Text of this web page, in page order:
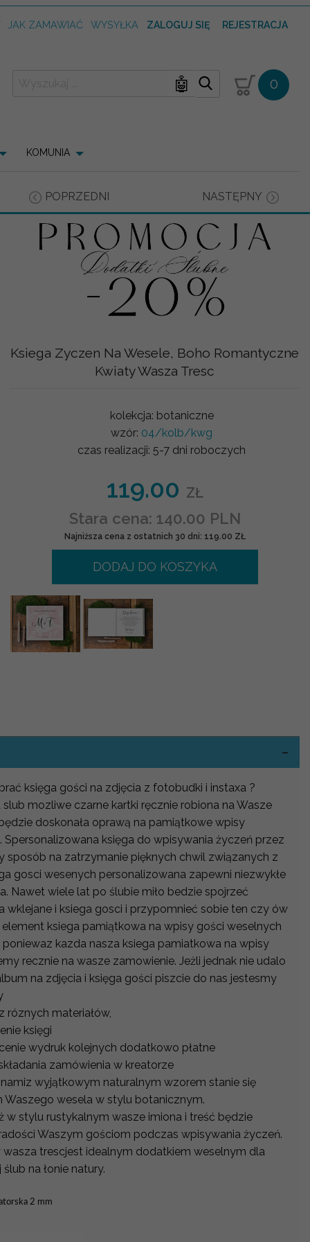
JAK ZAMAWIAĆ WYSYŁKA ZALOGUJ SIĘ REJESTRACJA
🤖 0
KOMUNIA
POPRZEDNI NASTĘPNY
Ksiega Zyczen Na Wesele, Boho Romantyczne
Kwiaty Wasza Tresc
kolekcja: botaniczne
wzór: 04/kolb/kwg
czas realizacji: 5-7 dni roboczych
119.00 ZŁ
Stara cena: 140.00 PLN
Najniższa cena z ostatnich 30 dni: 119.00 ZŁ
DODAJ DO KOSZYKA
księga gości na zdjęcia z fotobudki i instaxa ?
mozliwe czarne kartki ręcznie robiona na Wasze
doskonała oprawą na pamiątkowe wpisy
księga do wpisywania życzeń przez
sposób na zatrzymanie pięknych chwil związanych z
gosci wesenych personalizowana zapewni niezwykłe
Nawet wiele lat po ślubie miło bedzie spojrzeć
wklejane i ksiega gosci i przypomnieć sobie ten czy ów
ksiega pamiątkowa na wpisy gości weselnych
kazda nasza ksiega pamiatkowa na wpisy
recznie na wasze zamowienie. Jeżli jednak nie udalo
na zdjęcia i księga gości piszcie do nas jestesmy
róznych materiałów,
księgi
wydruk kolejnych dodatkowo płatne
zamówienia w kreatorze
wyjątkowym naturalnym wzorem stanie się
Waszego wesela w stylu botanicznym.
w stylu rustykalnym wasze imiona i treść będzie
Waszym gościom podczas wpisywania życzeń.
trescjest idealnym dodatkiem weselnym dla
na łonie natury.
2 mm